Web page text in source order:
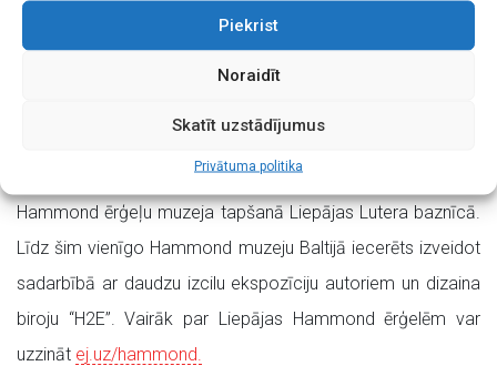
Piekrist
Noraidīt
Skatīt uzstādījumus
Privātuma politika
Dženkinsa un Ata Andersona mūzika, kā arī Lotara Džeriņa
Biļetes var iegādāties “Biļešu Paradīze” kasēs, internetā un
pasākumā uz vietas. Koncerta ieņēmumi tiks ieguldīti
Hammond ērģeļu muzeja tapšanā Liepājas Lutera baznīcā.
Līdz šim vienīgo Hammond muzeju Baltijā iecerēts izveidot
sadarbībā ar daudzu izcilu ekspozīciju autoriem un dizaina
biroju “H2E”. Vairāk par Liepājas Hammond ērģelēm var
uzzināt ej.uz/hammond.